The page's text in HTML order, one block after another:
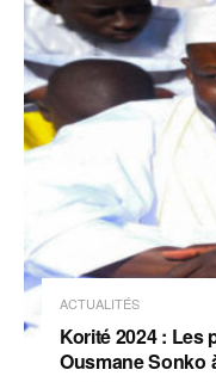
ACTUALITÉS
Korité 2024 : Les
Ousmane Sonko